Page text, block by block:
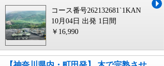
コース番号262132681`1KAN
10月04日 出発 1日間
￥16,990